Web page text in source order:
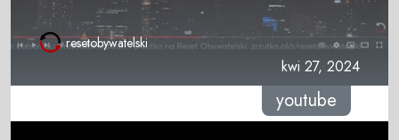
resetobywatelski
kwi 27, 2024
youtube